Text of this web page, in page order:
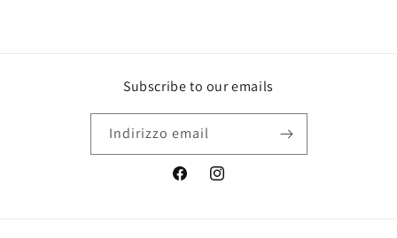
Subscribe to our emails
Indirizzo email
FacebookInstagram